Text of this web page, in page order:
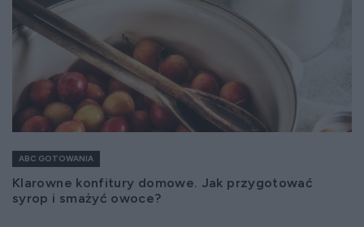
ABC GOTOWANIA
Klarowne konfitury domowe. Jak przygotować
syrop i smażyć owoce?